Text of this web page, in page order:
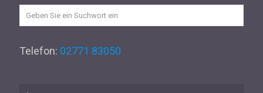
Telefon: 02771 83050